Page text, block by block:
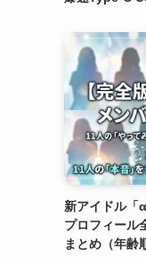
新アイドル「
プロフィール
まとめ（年齢